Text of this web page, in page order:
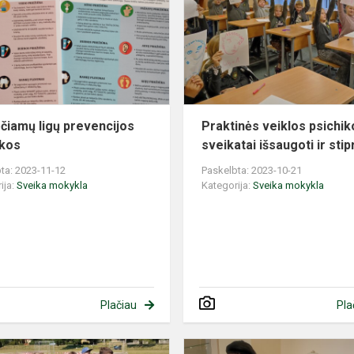
prevencijos
pamokos
ligų prevencijos
2023-11-12
Sveika mokykla
Plačiau
Praktinės veiklos
sveikatai išsaugoti ir
Paskelbta: 2023-10-21
Kategorija:Sveika mokykla
Sveikatinimo